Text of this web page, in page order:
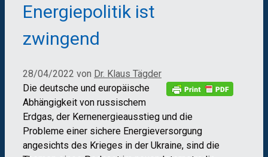
Energiepolitik ist
zwingend
28/04/2022 von Dr. Klaus Tägder
Die deutsche und europäische
Abhängigkeit von russischem
Erdgas, der Kernenergieausstieg und die
Probleme einer sichere Energieversorgung
angesichts des Krieges in der Ukraine, sind die